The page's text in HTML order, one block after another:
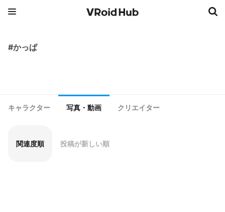
#かっぱ
キャラクター 写真・動画 クリエイター
関連度順 投稿が新しい順